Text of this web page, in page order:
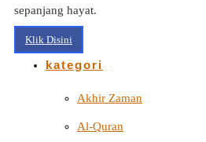
sepanjang hayat.
Klik Disini
kategori
Akhir Zaman
Al-Quran